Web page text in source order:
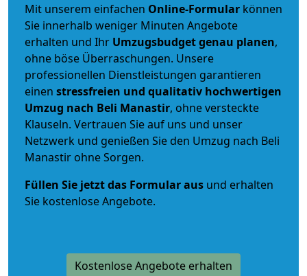
Mit unserem einfachen Online-Formular können
Sie innerhalb weniger Minuten Angebote
erhalten und Ihr Umzugsbudgetgenau planen,
ohne böse Überraschungen. Unsere
professionellen Dienstleistungen garantieren
einen stressfreien und qualitativ hochwertigen
Umzug nach Beli Manastir, ohne versteckte
Klauseln. Vertrauen Sie auf uns und unser
Netzwerk und genießen Sie den Umzug nach Beli
Manastir ohne Sorgen.
Füllen Sie jetzt das Formular aus und erhalten
Sie kostenlose Angebote.
Kostenlose Angebote erhalten